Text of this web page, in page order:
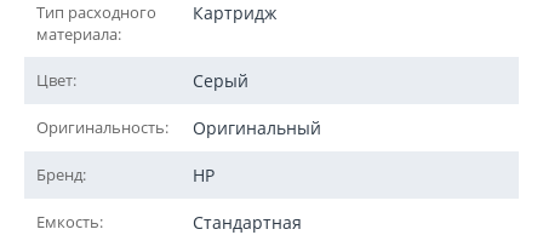
Тип расходного
материала:
Картридж
Цвет: Серый
Оригинальность: Оригинальный
Бренд: HP
Емкость: Стандартная